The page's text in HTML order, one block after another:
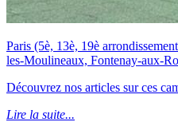
Paris (5è, 13è, 19è
les-Moulineaux, Fontenay-aux-
Découvrez nos articles sur ces
Lire la suite...